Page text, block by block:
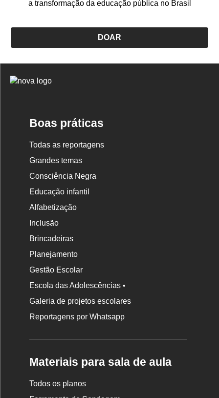
a transformação da educação pública no Brasil
DOAR
Logo
Boas práticas
Todas as reportagens
Grandes temas
Consciência Negra
Educação infantil
Alfabetização
Inclusão
Brincadeiras
Planejamento
Gestão Escolar
Escola das Adolescências •
Galeria de projetos escolares
Reportagens por Whatsapp
Materiais para sala de aula
Todos os planos